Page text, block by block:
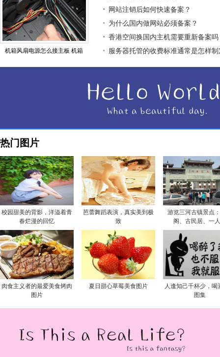
机箱风扇电源怎么接主板 机箱
网站注销后如何快速备案？
为什么国内做网站必须备案？
香港空间换国内主机需要重新备案吗
服务器托管的收费标准通常是怎样
热门图片
校园甜美的背影，洋溢着青
春烂漫的回忆
芭蕾舞蹈表演，真实美到极
致
游览三河古镇景点
阁、古民居、一
肉食主义者的最爱美食烤肉
图片
夏日甜心草莓美食图片
人逢知己千杯少，喝
图集